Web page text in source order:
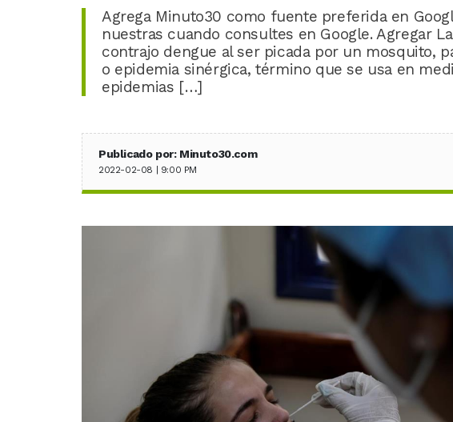
Agrega Minuto30 como fuente preferida en
nuestras cuando consultes en Google. Agregar
contrajo dengue al ser picada por un mosquito,
o epidemia sinérgica, término que se usa en
epidemias […]
Publicado por: Minuto30.com
2022-02-08 | 9:00 PM